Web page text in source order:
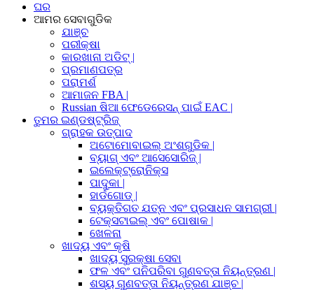
ଘର
ଆମର ସେବାଗୁଡିକ
ଯାଞ୍ଚ
ପରୀକ୍ଷା
କାରଖାନା ଅଡିଟ୍ |
ପ୍ରମାଣପତ୍ର
ପରାମର୍ଶ
ଆମାଜନ FBA |
Russian ଷିଆ ଫେଡେରେସନ୍ ପାଇଁ EAC |
ତୁମର ଇଣ୍ଡଷ୍ଟ୍ରିଜ୍
ଗ୍ରାହକ ଉତ୍ପାଦ
ଅଟୋମୋବାଇଲ୍ ଅଂଶଗୁଡିକ |
ବ୍ୟାଗ୍ ଏବଂ ଆସେସୋରିଜ୍ |
ଇଲେକ୍ଟ୍ରୋନିକ୍ସ
ପାଦୁକା |
ହାର୍ଡଗୋଡ୍ |
ବ୍ୟକ୍ତିଗତ ଯତ୍ନ ଏବଂ ପ୍ରସାଧନ ସାମଗ୍ରୀ |
ଟେକ୍ସଟାଇଲ୍ ଏବଂ ପୋଷାକ |
ଖେଳନା
ଖାଦ୍ୟ ଏବଂ କୃଷି
ଖାଦ୍ୟ ସୁରକ୍ଷା ସେବା
ଫଳ ଏବଂ ପନିପରିବା ଗୁଣବତ୍ତା ନିୟନ୍ତ୍ରଣ |
ଶସ୍ୟ ଗୁଣବତ୍ତା ନିୟନ୍ତ୍ରଣ ଯାଞ୍ଚ |